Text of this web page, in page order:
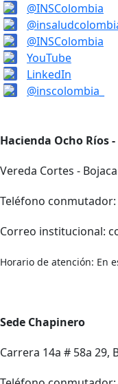
@INSColombia
@INSColombia
YouTube
LinkedIn
@inscolombia_
Hacienda Ocho Ríos
Vereda Cortes -
Teléfono conmutador:
Correo institucional:
Horario de atención: En
Sede Chapinero
Carrera 14a # 58a 29,